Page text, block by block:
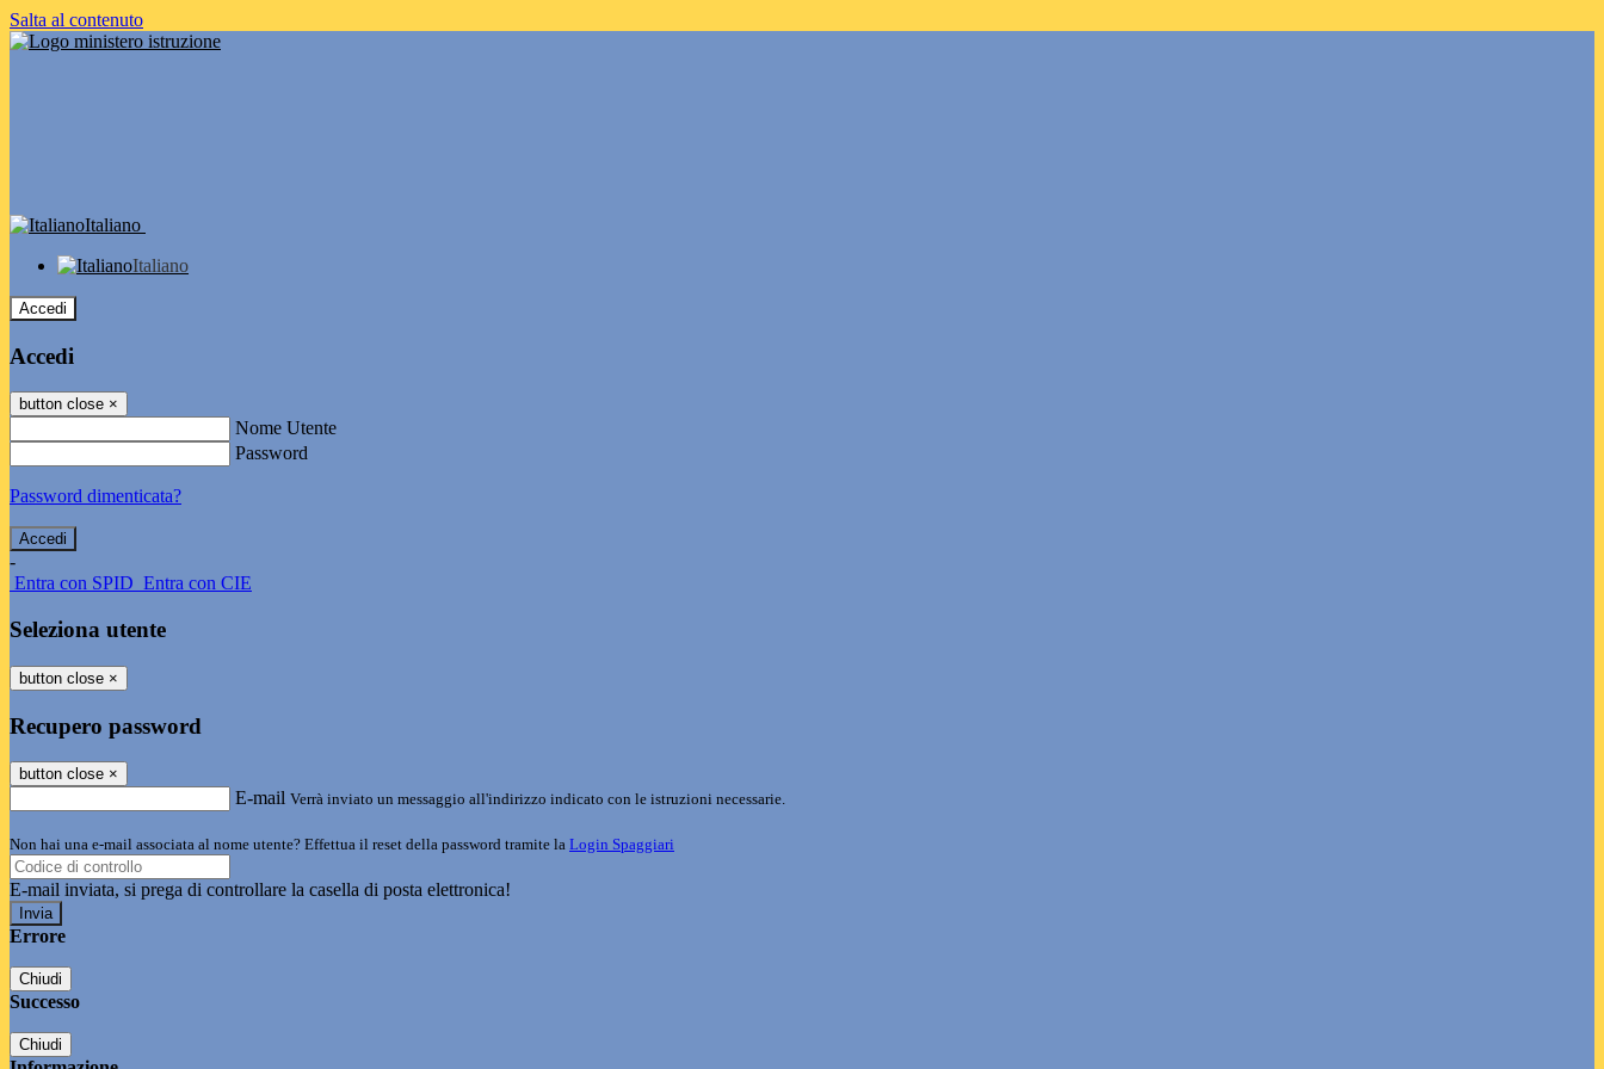
Salta al contenuto
Italiano
Italiano
Accedi
Accedi
button close ×
Nome Utente
Password
Password dimenticata?
-
Entra con SPID Entra con CIE
Seleziona utente
button close ×
Recupero password
button close ×
E-mail Verrà inviato un messaggio all'indirizzo indicato con le istruzioni necessarie.
Non hai una e-mail associata al nome utente? Effettua il reset della password tramite la Login Spaggiari
E-mail inviata, si prega di controllare la casella di posta elettronica!
Errore
Chiudi
Successo
Chiudi